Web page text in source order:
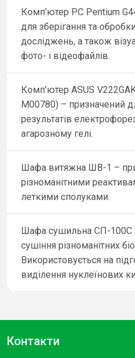
Комп'ютер PC Pentium
для зберігання та
досліджень, а також
фото- і відеофайлів.
Комп'ютер ASUS
M00780) – призначений
результатів
агарозному гелі.
Шафа витяжна ШВ-1 –
різноманітними
леткими сполуками.
Шафа сушильна СП-100С
сушіння різноманітних
Використовується на
виділення нуклеїнових
Контакти